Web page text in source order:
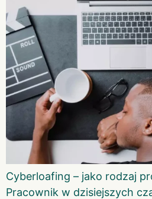
Cyberloafing – jako rodzaj
Pracownik w dzisiejszych